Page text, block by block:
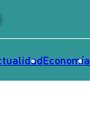
Economía